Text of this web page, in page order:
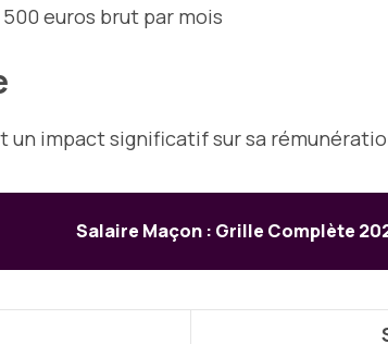
500 euros brut par mois
impact significatif sur sa
Salaire Maçon : Grille Complète